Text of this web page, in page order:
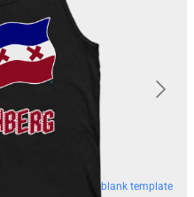
blank template